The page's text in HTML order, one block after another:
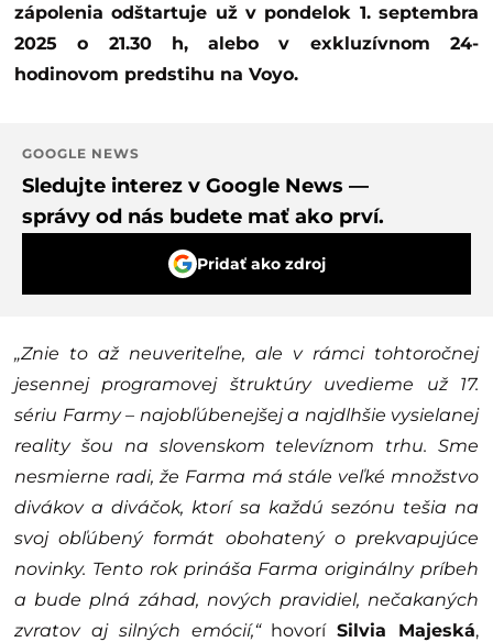
zápolenia odštartuje už v pondelok 1. septembra
2025 o 21.30 h, alebo v exkluzívnom 24-
hodinovom predstihu na Voyo.
GOOGLE NEWS
Sledujte interez v Google News —
správy od nás budete mať ako prví.
Pridať ako zdroj
„Znie to až neuveriteľne, ale v rámci tohtoročnej
jesennej programovej štruktúry uvedieme už 17.
sériu Farmy – najobľúbenejšej a najdlhšie vysielanej
reality šou na slovenskom televíznom trhu. Sme
nesmierne radi, že Farma má stále veľké množstvo
divákov a diváčok, ktorí sa každú sezónu tešia na
svoj obľúbený formát obohatený o prekvapujúce
novinky. Tento rok prináša Farma originálny príbeh
a bude plná záhad, nových pravidiel, nečakaných
zvratov aj silných emócií,“hovoríSilvia Majeská,